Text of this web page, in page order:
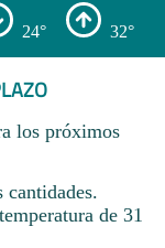
24° 32°
los próximos
cantidades.
de 31